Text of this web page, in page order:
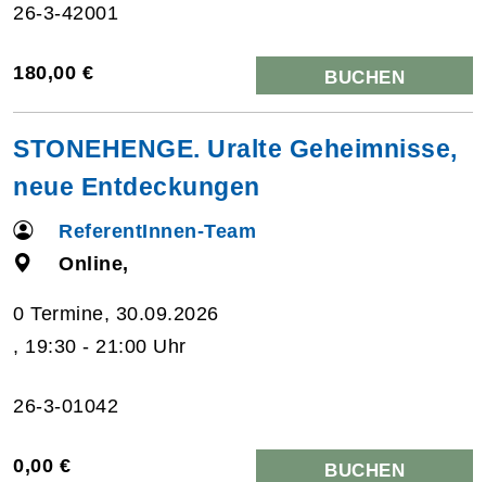
26-3-42001
180,00 € BUCHEN
STONEHENGE. Uralte Geheimnisse,
neue Entdeckungen
ReferentInnen-Team
Online,
0 Termine, 30.09.2026
, 19:30 - 21:00 Uhr
26-3-01042
0,00 € BUCHEN